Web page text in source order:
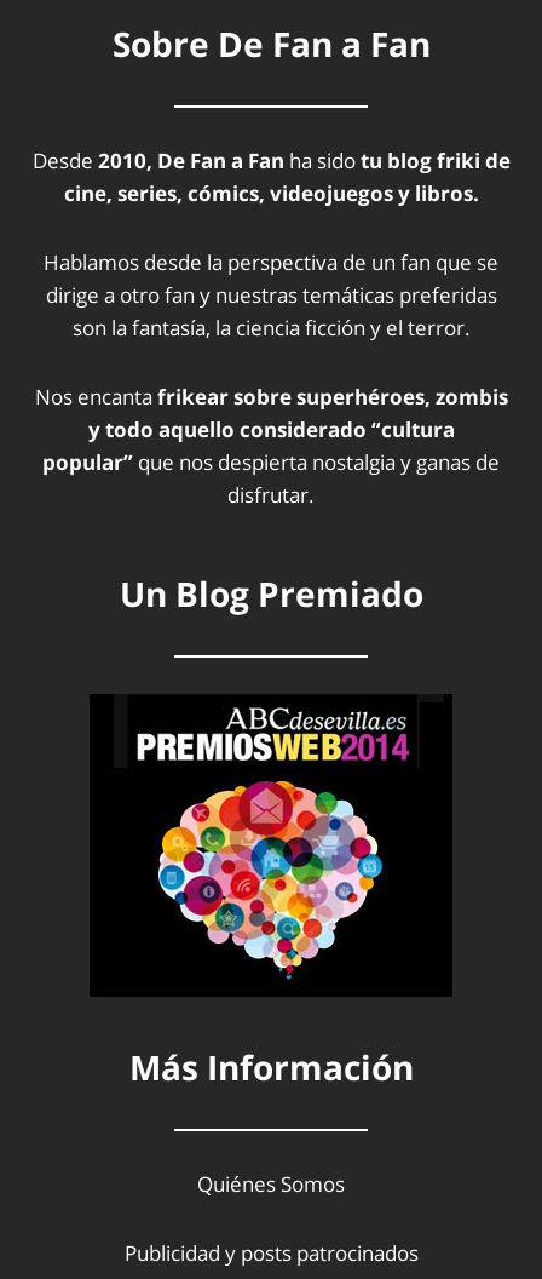
Sobre De Fan a Fan
Desde 2010, De Fan a Fan ha sidotu blog friki de
cine, series, cómics, videojuegos y libros.
Hablamos desde la perspectiva de un fan que se
dirige a otro fan y nuestras temáticas preferidas
son la fantasía, la ciencia ficción y el terror.
Nos encanta frikear sobre superhéroes, zombis
y todo aquello considerado “cultura
popular” que nos despierta nostalgia y ganas de
disfrutar.
Un Blog Premiado
Más Información
Quiénes Somos
Publicidad y posts patrocinados